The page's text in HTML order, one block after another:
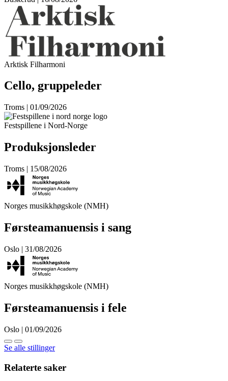
Arktisk Filharmoni
Cello, gruppeleder
Troms | 01/09/2026
Festspillene i Nord-Norge
Produksjonsleder
Troms | 15/08/2026
Norges musikkhøgskole (NMH)
Førsteamanuensis i sang
Oslo | 31/08/2026
Norges musikkhøgskole (NMH)
Førsteamanuensis i fele
Oslo | 01/09/2026
Se alle stillinger
Relaterte saker